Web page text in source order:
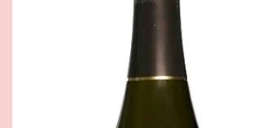
CHATELDON, VODA PERLIVÁ